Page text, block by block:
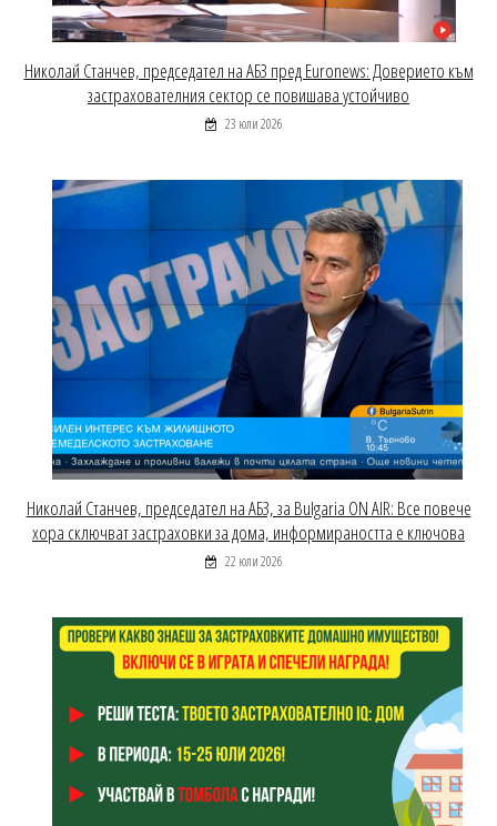
Николай Станчев, председател на АБЗ пред Euronews: Доверието към
застрахователния сектор се повишава устойчиво
23 юли 2026
Николай Станчев, председател на АБЗ, за Bulgaria ON AIR: Все повече
хора сключват застраховки за дома, информираността е ключова
22 юли 2026